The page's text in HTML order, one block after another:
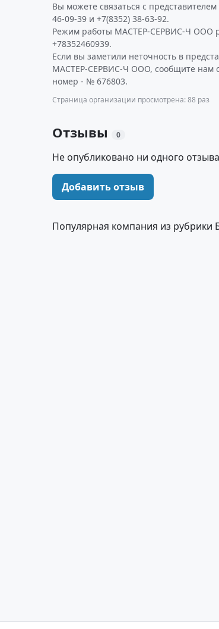
Вы можете связаться с
46-09-39 и +7(8352) 38-63-92.
Режим работы МАСТЕР-СЕРВИС-Ч ООО
+78352460939.
Если вы заметили неточность в
МАСТЕР-СЕРВИС-Ч ООО, сообщите нам
номер - № 676803.
Страница организации просмотрена: 88 раз
Отзывы 0
Не опубликовано ни одного
Добавить отзыв
Популярная компания из рубрики